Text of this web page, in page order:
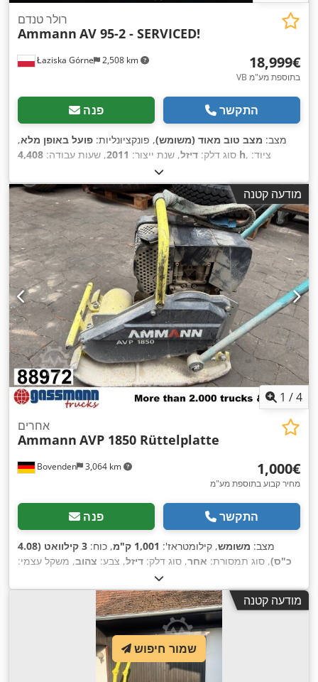
Łaziska Górne 2,508 km
רולר טנדם
Ammann AV 95-2 - SERVICED!
‏18,999 ‏€
VB בתוספת מע"מ
פנה התקשר
מצב: מצב טוב מאוד (משומש), פונקציונליות: פועל באופן מלא,
סוג דלק: דיזל, שנת ייצור: 2011, שעות עבודה: 4,408 h , ציוד:
הידראוליקה של גריפר, הנעה בכל הגלגלים, מחשב רכב, פנסים
נוספים, רמת רעש נמוכה,
מודעה קטנה
1 /4
Bovenden 3,064 km
אחרים
Ammann AVP 1850 Rüttelplatte
‏1,000 ‏€
מחיר קבוע בתוספת מע"מ
פנה התקשר
מצב: משומש, קילומטראז': 1,001 ק"מ , כוח:
3 קילוואט (4.08
כ"ס), סוג תמסורת: אחר, סוג דלק: דיזל, צבע: צהוב, משקל עצמי:
01/2006
מודעה קטנה
שמור חיפוש